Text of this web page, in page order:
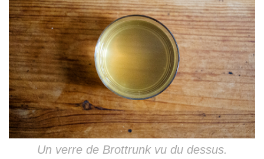
Un verre de Brottrunk vu du dessus.